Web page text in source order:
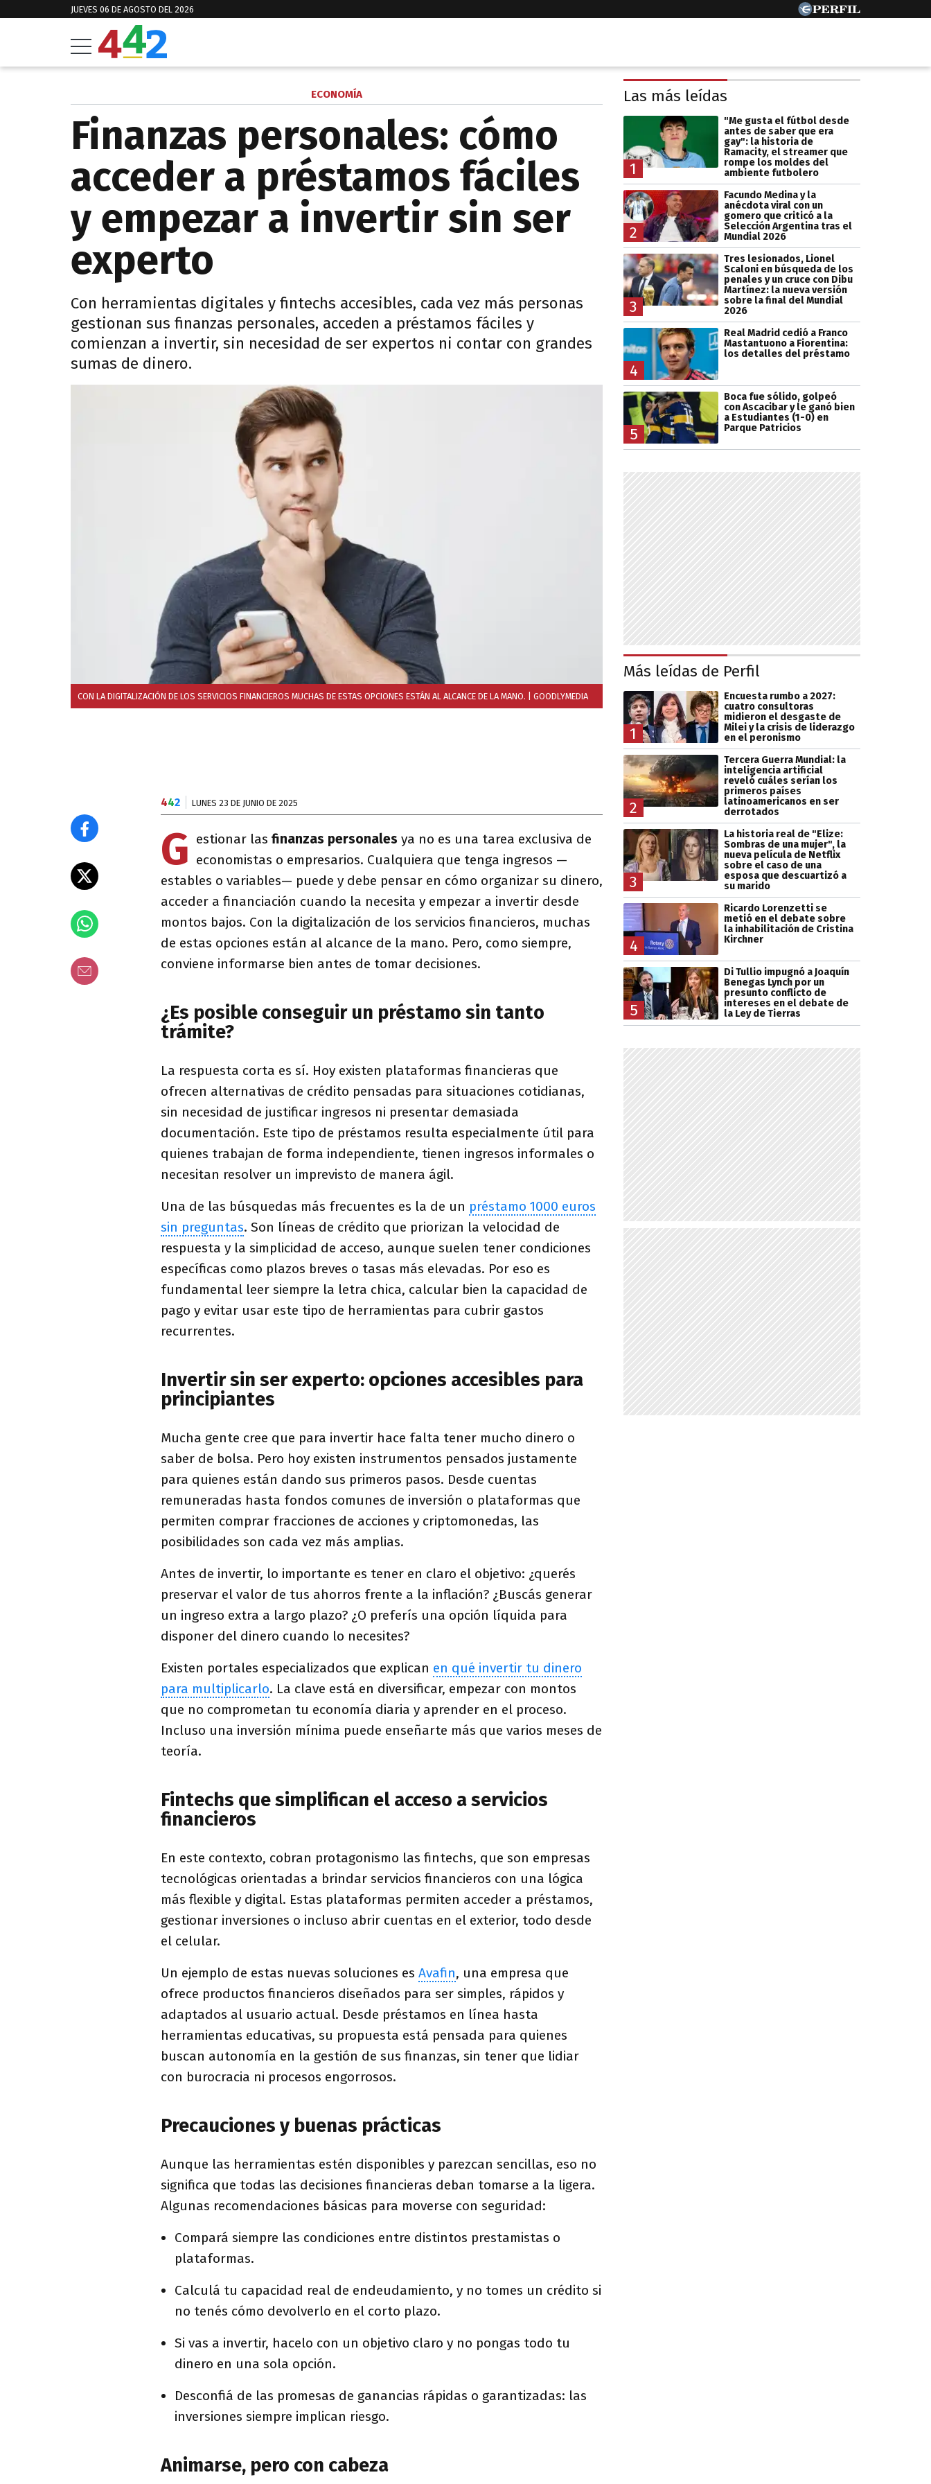
JUEVES 06 DE AGOSTO DEL 2026
ECONOMÍA
Finanzas personales: cómo
acceder a préstamos fáciles
y empezar a invertir sin ser
experto
Con herramientas digitales y fintechs accesibles, cada vez más personas
gestionan sus finanzas personales, acceden a préstamos fáciles y
comienzan a invertir, sin necesidad de ser expertos ni contar con grandes
sumas de dinero.
CON LA DIGITALIZACIÓN DE LOS SERVICIOS FINANCIEROS MUCHAS DE ESTAS OPCIONES ESTÁN AL ALCANCE DE LA MANO. | GOODLYMEDIA
442 LUNES 23 DE JUNIO DE 2025
G estionar las finanzas personales ya no es una tarea exclusiva de
economistas o empresarios. Cualquiera que tenga ingresos —
estables o variables— puede y debe pensar en cómo organizar su dinero,
acceder a financiación cuando la necesita y empezar a invertir desde
montos bajos. Con la digitalización de los servicios financieros, muchas
de estas opciones están al alcance de la mano. Pero, como siempre,
conviene informarse bien antes de tomar decisiones.
¿Es posible conseguir un préstamo sin tanto
trámite?
La respuesta corta es sí. Hoy existen plataformas financieras que
ofrecen alternativas de crédito pensadas para situaciones cotidianas,
sin necesidad de justificar ingresos ni presentar demasiada
documentación. Este tipo de préstamos resulta especialmente útil para
quienes trabajan de forma independiente, tienen ingresos informales o
necesitan resolver un imprevisto de manera ágil.
Una de las búsquedas más frecuentes es la de un préstamo 1000 euros
sin preguntas. Son líneas de crédito que priorizan la velocidad de
respuesta y la simplicidad de acceso, aunque suelen tener condiciones
específicas como plazos breves o tasas más elevadas. Por eso es
fundamental leer siempre la letra chica, calcular bien la capacidad de
pago y evitar usar este tipo de herramientas para cubrir gastos
recurrentes.
Invertir sin ser experto: opciones accesibles para
principiantes
Mucha gente cree que para invertir hace falta tener mucho dinero o
saber de bolsa. Pero hoy existen instrumentos pensados justamente
para quienes están dando sus primeros pasos. Desde cuentas
remuneradas hasta fondos comunes de inversión o plataformas que
permiten comprar fracciones de acciones y criptomonedas, las
posibilidades son cada vez más amplias.
Antes de invertir, lo importante es tener en claro el objetivo: ¿querés
preservar el valor de tus ahorros frente a la inflación? ¿Buscás generar
un ingreso extra a largo plazo? ¿O preferís una opción líquida para
disponer del dinero cuando lo necesites?
Existen portales especializados que explican en qué invertir tu dinero
para multiplicarlo. La clave está en diversificar, empezar con montos
que no comprometan tu economía diaria y aprender en el proceso.
Incluso una inversión mínima puede enseñarte más que varios meses de
teoría.
Fintechs que simplifican el acceso a servicios
financieros
En este contexto, cobran protagonismo las fintechs, que son empresas
tecnológicas orientadas a brindar servicios financieros con una lógica
más flexible y digital. Estas plataformas permiten acceder a préstamos,
gestionar inversiones o incluso abrir cuentas en el exterior, todo desde
el celular.
Un ejemplo de estas nuevas soluciones es Avafin, una empresa que
ofrece productos financieros diseñados para ser simples, rápidos y
adaptados al usuario actual. Desde préstamos en línea hasta
herramientas educativas, su propuesta está pensada para quienes
buscan autonomía en la gestión de sus finanzas, sin tener que lidiar
con burocracia ni procesos engorrosos.
Precauciones y buenas prácticas
Aunque las herramientas estén disponibles y parezcan sencillas, eso no
significa que todas las decisiones financieras deban tomarse a la ligera.
Algunas recomendaciones básicas para moverse con seguridad:
Compará siempre las condiciones entre distintos prestamistas o
plataformas.
Calculá tu capacidad real de endeudamiento, y no tomes un crédito si
no tenés cómo devolverlo en el corto plazo.
Si vas a invertir, hacelo con un objetivo claro y no pongas todo tu
dinero en una sola opción.
Desconfiá de las promesas de ganancias rápidas o garantizadas: las
inversiones siempre implican riesgo.
Animarse, pero con cabeza
Las más leídas
1
"Me gusta el fútbol desde
antes de saber que era
gay": la historia de
Ramacity, el streamer que
rompe los moldes del
ambiente futbolero
2
Facundo Medina y la
anécdota viral con un
gomero que criticó a la
Selección Argentina tras el
Mundial 2026
3
Tres lesionados, Lionel
Scaloni en búsqueda de los
penales y un cruce con Dibu
Martínez: la nueva versión
sobre la final del Mundial
2026
4
Real Madrid cedió a Franco
Mastantuono a Fiorentina:
los detalles del préstamo
5
Boca fue sólido, golpeó
con Ascacibar y le ganó bien
a Estudiantes (1-0) en
Parque Patricios
Más leídas de Perfil
1
Encuesta rumbo a 2027:
cuatro consultoras
midieron el desgaste de
Milei y la crisis de liderazgo
en el peronismo
2
Tercera Guerra Mundial: la
inteligencia artificial
reveló cuáles serían los
primeros países
latinoamericanos en ser
derrotados
3
La historia real de "Elize:
Sombras de una mujer", la
nueva película de Netflix
sobre el caso de una
esposa que descuartizó a
su marido
4
Ricardo Lorenzetti se
metió en el debate sobre
la inhabilitación de Cristina
Kirchner
5
Di Tullio impugnó a Joaquín
Benegas Lynch por un
presunto conflicto de
intereses en el debate de
la Ley de Tierras